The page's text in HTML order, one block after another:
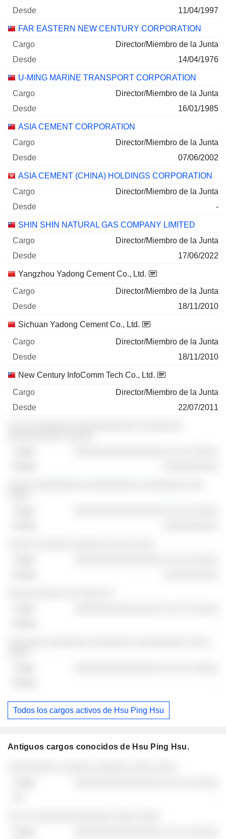
11/04/1997
FAR EASTERN NEW CENTURY CORPORATION
Director/Miembro de la Junta
14/04/1976
U-MING MARINE TRANSPORT CORPORATION
Director/Miembro de la Junta
16/01/1985
ASIA CEMENT CORPORATION
Director/Miembro de la Junta
07/06/2002
ASIA CEMENT (CHINA) HOLDINGS CORPORATION
Director/Miembro de la Junta
-
SHIN SHIN NATURAL GAS COMPANY LIMITED
Director/Miembro de la Junta
17/06/2022
Yangzhou Yadong Cement Co., Ltd.
Director/Miembro de la Junta
18/11/2010
Sichuan Yadong Cement Co., Ltd.
Director/Miembro de la Junta
18/11/2010
New Century InfoComm Tech Co., Ltd.
Director/Miembro de la Junta
22/07/2011
Todos los cargos activos de Hsu Ping Hsu
Antiguos cargos conocidos de Hsu Ping Hsu.